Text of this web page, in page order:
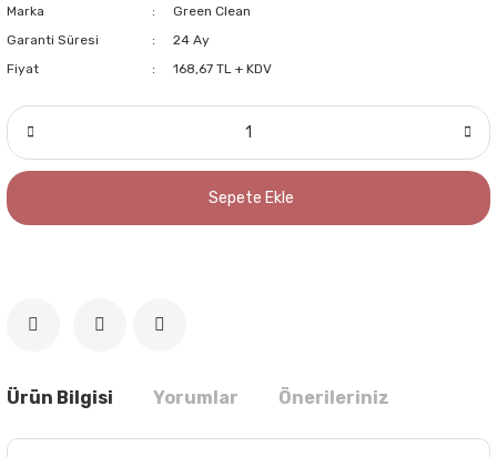
Marka
Green Clean
Garanti Süresi
24 Ay
Fiyat
168,67 TL + KDV
Sepete Ekle
Ürün Bilgisi Yorumlar Önerileriniz